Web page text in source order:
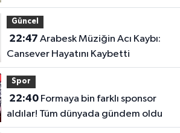
fiyatı belli oldu
Güncel
22:47
Cansever Hayatını Kaybetti
Spor
22:40Formaya bin farklı sponsor
aldılar! Tüm dünyada gündem oldu